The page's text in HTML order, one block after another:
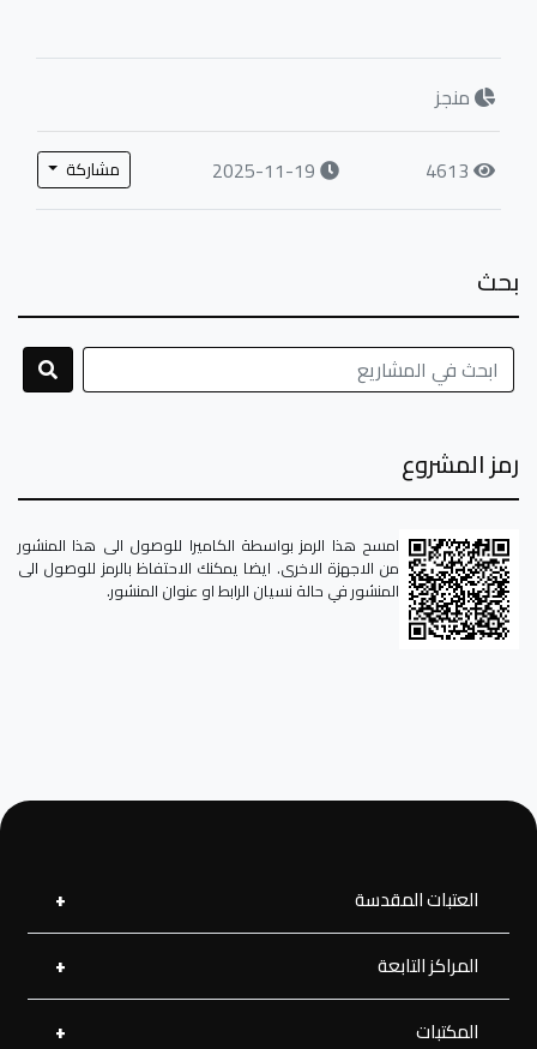
منجز
4613
2025-11-19 مشاركة
بحث
رمز المشروع
امسح هذا الرمز بواسطة الكاميرا للوصول الى هذا المنشور
من الاجهزة الاخرى. ايضا يمكنك الاحتفاظ بالرمز للوصول الى
المنشور في حالة نسيان الرابط او عنوان المنشور.
العتبات المقدسة
العتبة العلوية المقدسة
العتبة الحسينية المقدسة
العتبة الرضوية المقدسة
المراكز التابعة
المكتبات